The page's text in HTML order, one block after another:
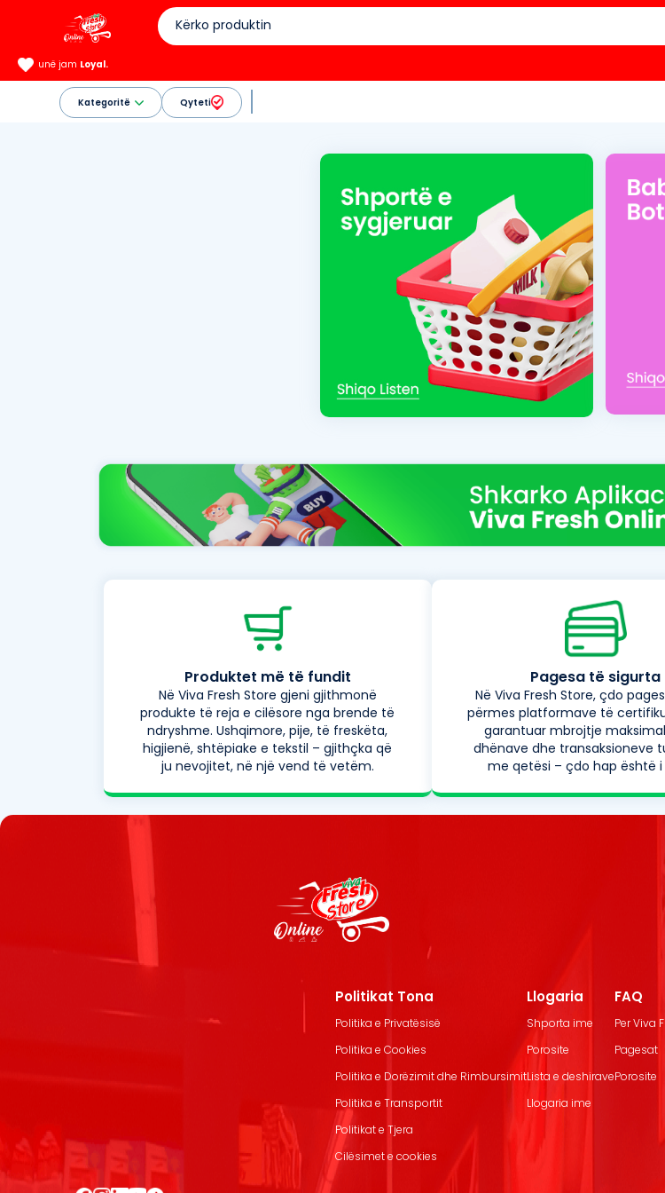
unë jam Loyal.
Kategoritë Qyteti
Produktet më të fundit
Në Viva Fresh Store gjeni gjithmonë
produkte të reja e cilësore nga brende të
ndryshme. Ushqimore, pije, të freskëta,
higjienë, shtëpiake e tekstil – gjithçka që
ju nevojitet, në një vend të vetëm.
Pagesa të sigurta
Në Viva Fresh Store, çdo
përmes platformave të
garantuar mbrojtje
dhënave dhe transaksioneve
me qetësi – çdo hap është i
Politikat Tona
Politika e Privatësisë
Politika e Cookies
Politika e Dorëzimit dhe Rimbursimit
Politika e Transportit
Politikat e Tjera
Cilësimet e cookies
Llogaria
Shporta ime
Porosite
Lista e deshirave
Llogaria ime
FAQ
Per Viva
Pagesat
Porosite